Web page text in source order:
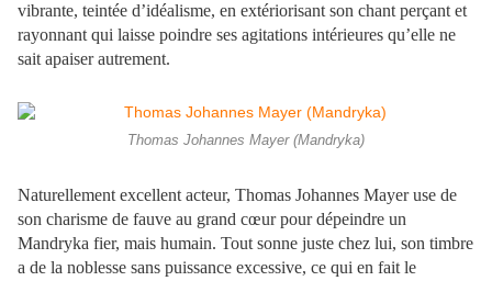
vibrante, teintée d’idéalisme, en extériorisant son chant perçant et
rayonnant qui laisse poindre ses agitations intérieures qu’elle ne
sait apaiser autrement.
Thomas Johannes Mayer (Mandryka)
Naturellement excellent acteur, Thomas Johannes Mayer use de
son charisme de fauve au grand cœur pour dépeindre un
Mandryka fier, mais humain. Tout sonne juste chez lui, son timbre
a de la noblesse sans puissance excessive, ce qui en fait le